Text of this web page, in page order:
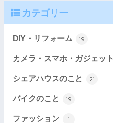
カテゴリー
DIY・リフォーム 19
カメラ・スマホ・ガジェット
シェアハウスのこと 21
バイクのこと 19
ファッション 1